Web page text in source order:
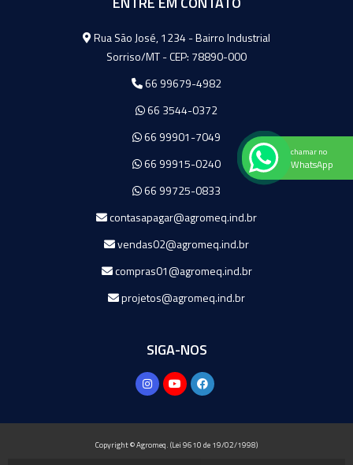
Agromeq
Rua São José, 1234 - Bairro Industrial
Sorriso/MT - CEP: 78890-000
66 99679-4982
66 3544-0372
66 99901-7049
66 99915-0240
66 99725-0833
contasapagar@agromeq.ind.br
vendas02@agromeq.ind.br
compras01@agromeq.ind.br
projetos@agromeq.ind.br
SIGA-NOS
Copyright © Agromeq. (Lei 9610 de 19/02/1998)
chamar no
WhatsApp